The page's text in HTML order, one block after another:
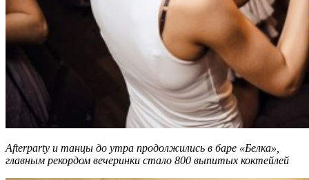
Afterparty и танцы до утра продолжились в баре «Белка»,
главным рекордом вечеринки стало 800 выпитых коктейлей